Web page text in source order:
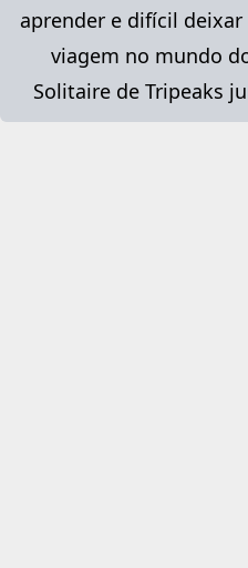
aprender e difícil deixar
viagem no mundo
Solitaire de Tripeaks